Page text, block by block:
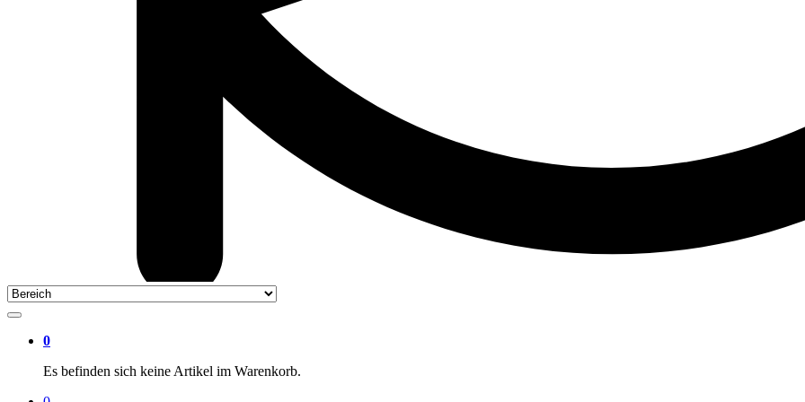
0
Es befinden sich keine Artikel im Warenkorb.